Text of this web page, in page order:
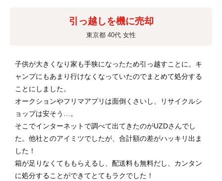
引っ越しを機に売却
東京都 40代 女性
子供が大きくなり家も手狭になったため引っ越すことに。キ
ャンプにもあまり行けなくなっていたのでまとめて処分する
ことにしました。
オークションやフリマアプリは面倒くさいし、リサイクルシ
ョップは安そう…。
そこでインターネットで調べて出てきたのがUZDさんでし
た。他社とのアイミツでしたが、合計額の差がハッキリ出ま
した！
箱が足りなくてももらえるし、配送料も無料だし、カンタン
に処分することができてとてもラクでした！